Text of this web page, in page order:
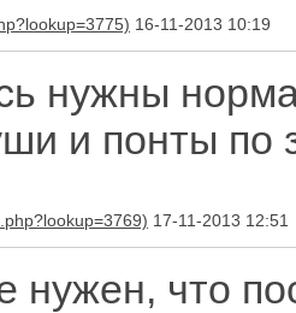
16-11-2013 10:19
нужны
и понты по
17-11-2013 12:51
нужен, что